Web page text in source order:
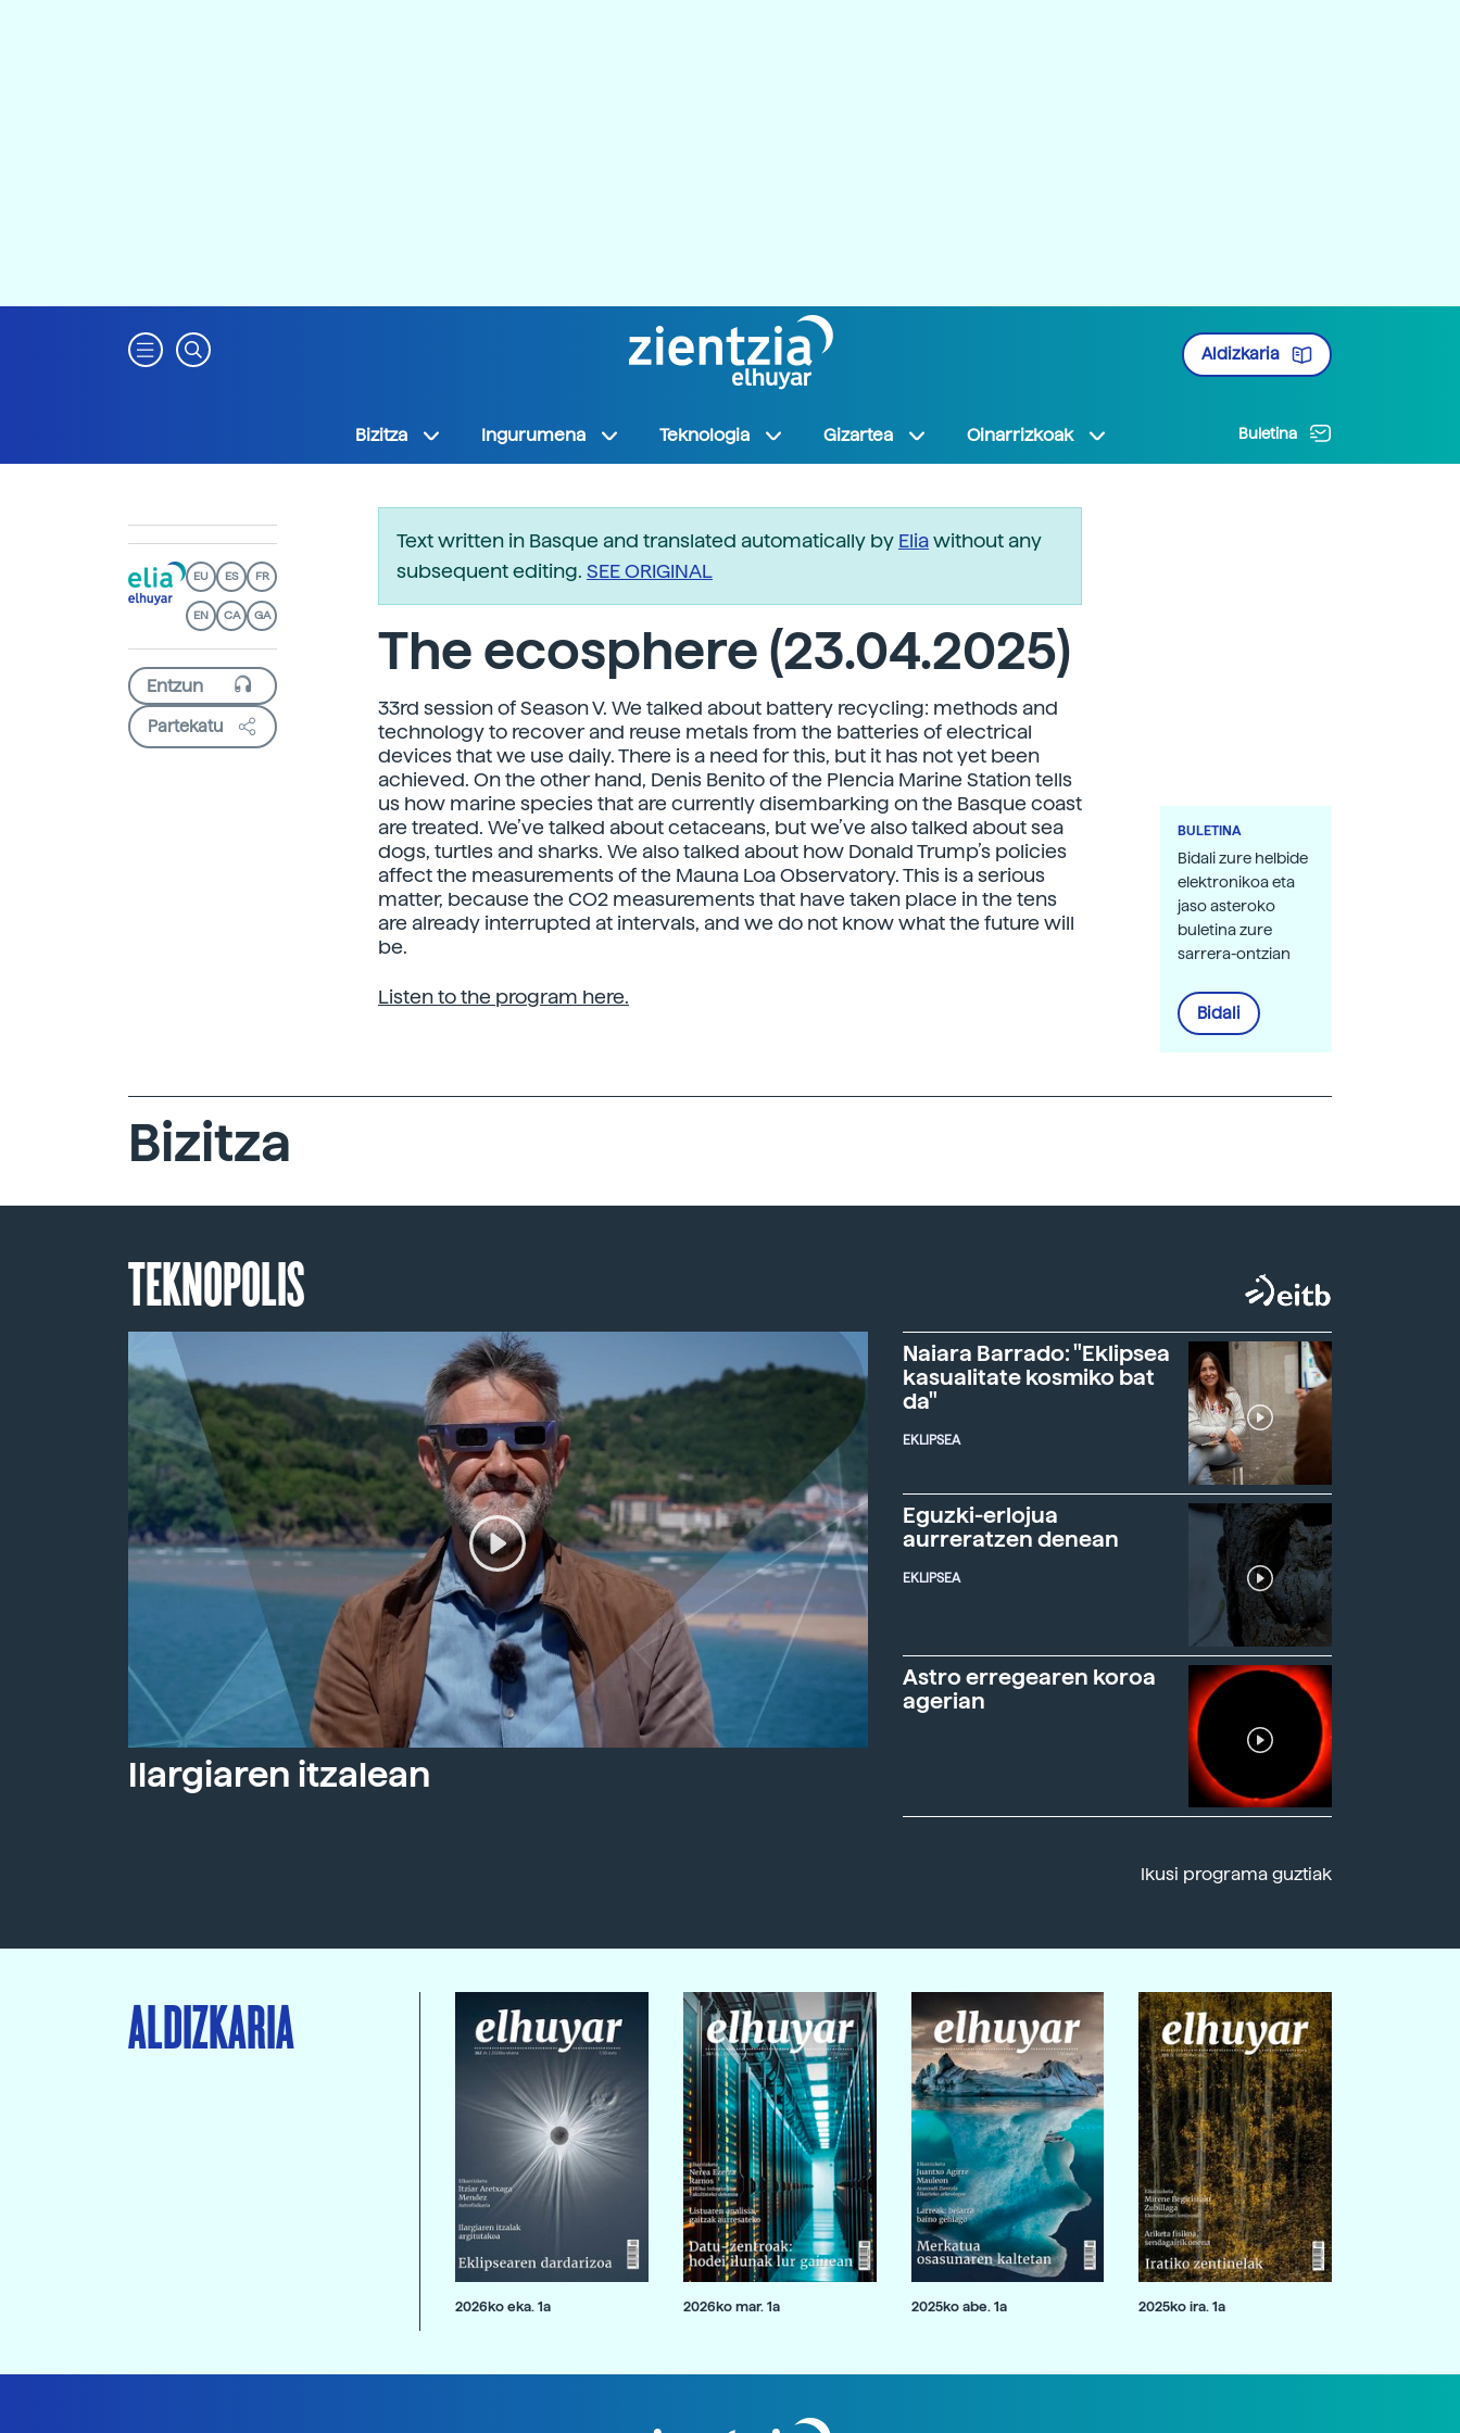
Aldizkaria
Bizitza Ingurumena Teknologia Gizartea Oinarrizkoak Buletina
EU ES FR
EN CA GA
Partekatu
Text written in Basque and translated automatically by Eliawithout any
subsequent editing. SEE ORIGINAL
The ecosphere (23.04.2025)
33rd session of Season V. We talked about battery recycling: methods and
technology to recover and reuse metals from the batteries of electrical
devices that we use daily. There is a need for this, but it has not yet been
achieved. On the other hand, Denis Benito of the Plencia Marine Station tells
us how marine species that are currently disembarking on the Basque coast
are treated. We’ve talked about cetaceans, but we’ve also talked about sea
dogs, turtles and sharks. We also talked about how Donald Trump’s policies
affect the measurements of the Mauna Loa Observatory. This is a serious
matter, because the CO2 measurements that have taken place in the tens
are already interrupted at intervals, and we do not know what the future will
be.
Listen to the program here.
BULETINA
Bidali zure helbide
elektronikoa eta
jaso asteroko
buletina zure
sarrera-ontzian
Bidali
Bizitza
TEKNOPOLIS
Ilargiaren itzalean
Naiara Barrado: "Eklipsea
kasualitate kosmiko bat
da"
EKLIPSEA
Eguzki-erlojua
aurreratzen denean
EKLIPSEA
Astro erregearen koroa
agerian
Ikusi programa guztiak
ALDIZKARIA
2026ko eka. 1a 2026ko mar. 1a 2025ko abe. 1a 2025ko ira. 1a